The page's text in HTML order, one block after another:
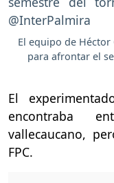
El equipo de
para afrontar el
El
encontraba
vallecaucano,
FPC.